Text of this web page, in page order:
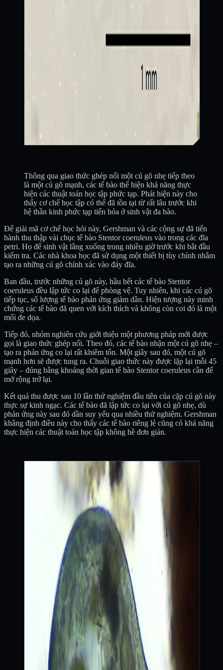
Thông qua giao thức ghép nối một cú gõ nhẹ tiếp theo
là một cú gõ mạnh, các tế bào thể hiện khả năng thực
hiện các thuật toán học tập phức tạp. Phát hiện này cho
thấy cơ chế học tập có thể đã tồn tại từ rất lâu trước khi
hệ thần kinh phức tạp tiến hóa ở sinh vật đa bào.
Để giải mã cơ chế học hỏi này, Gershman và các cộng sự đã tiến
hành thu thập vài chục tế bào Stentor coeruleus vào trong các đĩa
petri. Họ để sinh vật lắng xuống trong nhiều giờ trước khi bắt đầu
kiểm tra. Các nhà khoa học đã sử dụng một thiết bị tùy chỉnh nhằm
tạo ra những cú gõ chính xác vào đáy đĩa.
Ban đầu, trước những cú gõ này, hầu hết các tế bào Stentor
coeruleus đều lập tức co lại để phòng vệ. Tuy nhiên, khi các cú gõ
tiếp tục, số lượng tế bào phản ứng giảm dần. Hiện tượng này minh
chứng các tế bào đã quen với kích thích và không còn coi đó là một
mối đe dọa.
Tiếp đó, nhóm nghiên cứu giới thiệu một phương pháp mới được
gọi là giao thức ghép nối. Theo đó, các tế bào nhận một cú gõ nhẹ –
tạo ra phản ứng co lại rất khiêm tốn. Một giây sau đó, một cú gõ
mạnh hơn sẽ được tung ra. Chuỗi giao thức này được lặp lại mỗi 45
giây – đúng bằng khoảng thời gian tế bào Stentor coeruleus cần để
mở rộng trở lại.
Kết quả thu được sau 10 lần thử nghiệm đầu tiên của cặp cú gõ này
thực sự kinh ngạc. Các tế bào đã lập tức co lại với cú gõ nhẹ, dù
phản ứng này sau đó dần suy yếu qua nhiều thử nghiệm. Gershman
khẳng định điều này cho thấy các tế bào riêng lẻ cũng có khả năng
thực hiện các thuật toán học tập không hề đơn giản.